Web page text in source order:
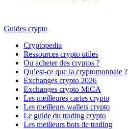
Guides crypto
Cryptopedia
Ressources crypto utiles
Ou acheter des cryptos ?
Qu’est-ce que la cryptomonnaie ?
Exchanges crypto 2026
Exchanges crypto MiCA
Les meilleures cartes crypto
Les meilleurs wallets crypto
Le guide du trading crypto
Les meilleurs bots de trading